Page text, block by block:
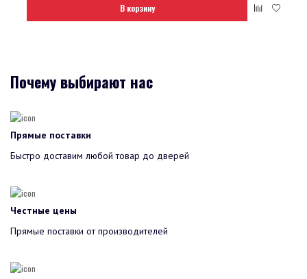
В корзину
Почему выбирают нас
Прямые поставки
Быстро доставим любой товар до дверей
Честные цены
Прямые поставки от производителей